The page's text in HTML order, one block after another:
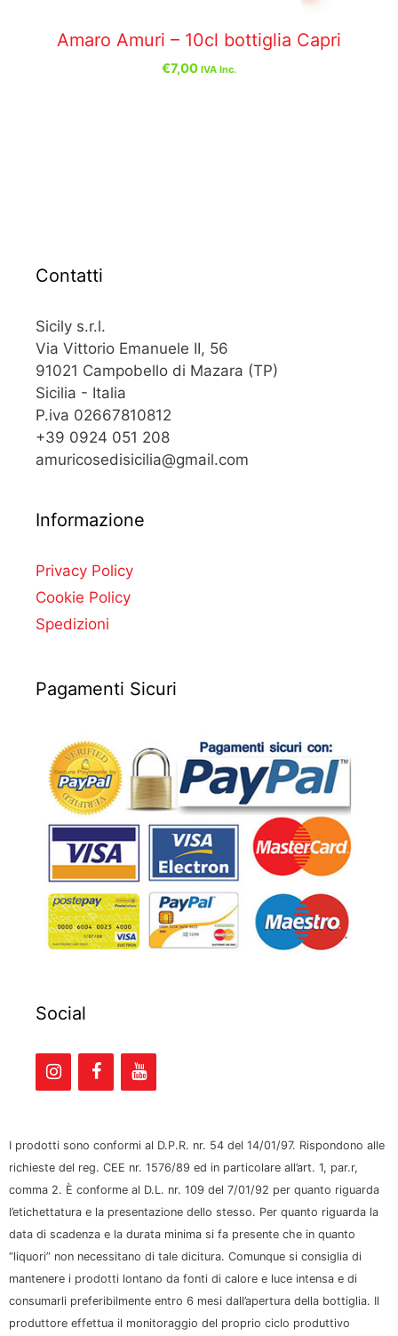
Amaro Amuri – 10cl bottiglia Capri
€7,00 IVA Inc.
Contatti
Sicily s.r.l.
Via Vittorio Emanuele II, 56
91021 Campobello di Mazara (TP)
Sicilia - Italia
P.iva 02667810812
+39 0924 051 208
amuricosedisicilia@gmail.com
Informazione
Privacy Policy
Cookie Policy
Spedizioni
Pagamenti Sicuri
Social
I prodotti sono conformi al D.P.R. nr. 54 del 14/01/97. Rispondono alle
richieste del reg. CEE nr. 1576/89 ed in particolare all’art. 1, par.r,
comma 2. È conforme al D.L. nr. 109 del 7/01/92 per quanto riguarda
l’etichettatura e la presentazione dello stesso. Per quanto riguarda la
data di scadenza e la durata minima si fa presente che in quanto
“liquori” non necessitano di tale dicitura. Comunque si consiglia di
mantenere i prodotti lontano da fonti di calore e luce intensa e di
consumarli preferibilmente entro 6 mesi dall’apertura della bottiglia. Il
produttore effettua il monitoraggio del proprio ciclo produttivo